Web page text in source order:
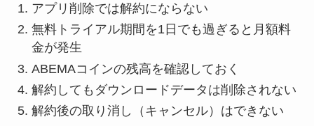
アプリ削除では解約にならない
無料トライアル期間を1日でも過ぎると月額料
金が発生
ABEMAコインの残高を確認しておく
解約してもダウンロードデータは削除されない
解約後の取り消し（キャンセル）はできない